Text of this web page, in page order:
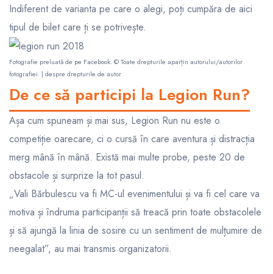
Indiferent de varianta pe care o alegi, poți cumpăra de aici
tipul de bilet care ți se potrivește.
Fotografie preluată de pe Facebook. © Toate drepturile aparțin autorului/autorilor
fotografiei. | despre drepturile de autor
De ce să participi la Legion Run?
Așa cum spuneam și mai sus, Legion Run nu este o
competiție oarecare, ci o cursă în care aventura și distracția
merg mână în mână. Există mai multe probe, peste 20 de
obstacole și surprize la tot pasul.
„Vali Bărbulescu va fi MC-ul evenimentului și va fi cel care va
motiva și îndruma participanții să treacă prin toate obstacolele
și să ajungă la linia de sosire cu un sentiment de mulțumire de
neegalat”, au mai transmis organizatorii.